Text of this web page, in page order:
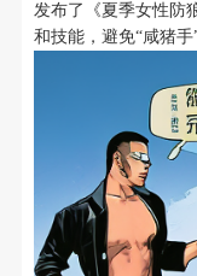
发布了《夏季女性防
和技能，避免“咸猪手